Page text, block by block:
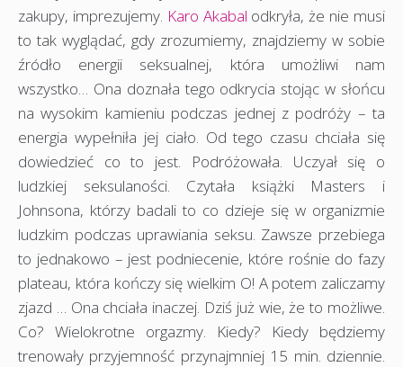
zakupy, imprezujemy. Karo Akabal odkryła, że nie musi
to tak wyglądać, gdy zrozumiemy, znajdziemy w sobie
źródło energii seksualnej, która umożliwi nam
wszystko… Ona doznała tego odkrycia stojąc w słońcu
na wysokim kamieniu podczas jednej z podróży – ta
energia wypełniła jej ciało. Od tego czasu chciała się
dowiedzieć co to jest. Podróżowała. Uczyał się o
ludzkiej seksulaności. Czytała książki Masters i
Johnsona, którzy badali to co dzieje się w organizmie
ludzkim podczas uprawiania seksu. Zawsze przebiega
to jednakowo – jest podniecenie, które rośnie do fazy
plateau, która kończy się wielkim O! A potem zaliczamy
zjazd … Ona chciała inaczej. Dziś już wie, że to możliwe.
Co? Wielokrotne orgazmy. Kiedy? Kiedy będziemy
trenowały przyjemność przynajmniej 15 min. dziennie.